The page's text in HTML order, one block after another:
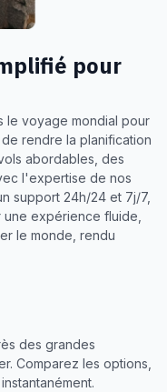
pour
le voyage mondial pour
rendre la planification
abordables, des
l'expertise de nos
support 24h/24 et 7j/7,
expérience fluide,
le monde, rendu
des grandes
Comparez les options,